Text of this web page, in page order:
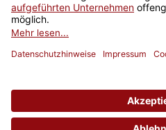
Newsletter